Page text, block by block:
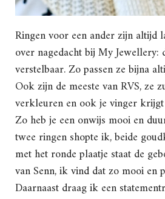
Ringen voor een ander zijn altijd
over nagedacht bij My Jewellery:
verstelbaar. Zo passen ze bijna
Ook zijn de meeste van RVS, ze
verkleuren en ook je vinger
Zo heb je een onwijs mooi en
twee ringen shopte ik, beide
met het ronde plaatje staat de
van Senn, ik vind dat zo mooi en
Daarnaast draag ik een